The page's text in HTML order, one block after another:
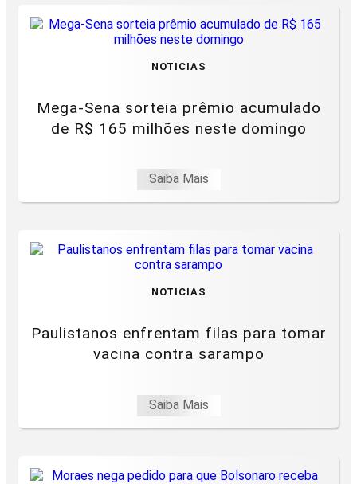
NOTICIAS
Mega-Sena sorteia prêmio acumulado
de R$ 165 milhões neste domingo
Saiba Mais
NOTICIAS
Paulistanos enfrentam filas para tomar
vacina contra sarampo
Saiba Mais